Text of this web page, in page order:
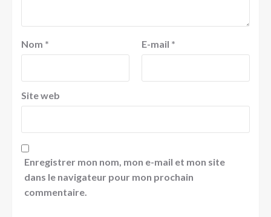
Nom * E-mail *
Site web
Enregistrer mon nom, mon e-mail et mon site
dans le navigateur pour mon prochain
commentaire.